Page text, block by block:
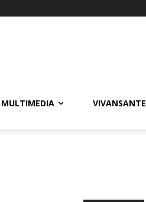
MULTIMEDIA VIVANSANTE